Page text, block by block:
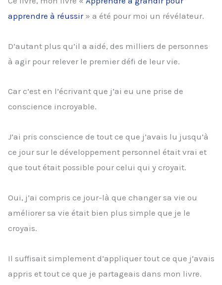
apprendre à réussir» a été pour moi un révélateur.
D’autant plus qu’il a aidé, des milliers de personnes
à agir pour relever le premier défi de leur vie.
Car c’est en l’écrivant que j’ai eu une prise de
conscience incroyable.
J’ai pris conscience de tout ce que j’avais lu jusqu’à
ce jour sur le développement personnel était vrai et
que tout était possible pour celui qui y croyait.
Oui, j’ai compris ce jour-là que changer sa vie ou
améliorer sa vie était bien plus simple que je le
croyais.
Il suffisait simplement d’appliquer tout ce que j’avais
appris et tout ce que je partageais dans mon livre.